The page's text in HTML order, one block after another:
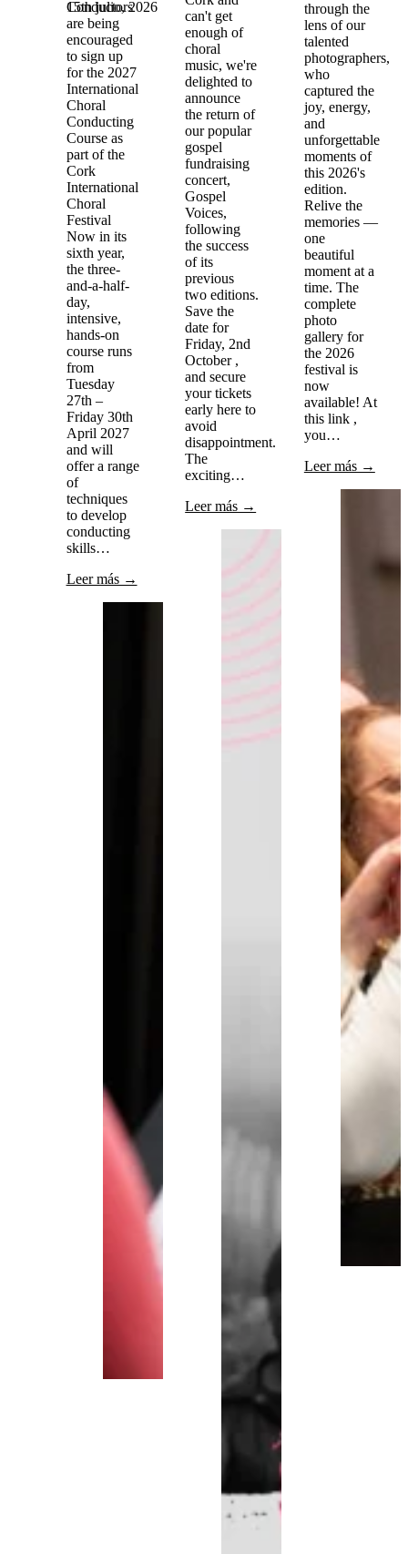
15th julio, 2026
Conductors
are being
encouraged
to sign up
for the 2027
International
Choral
Conducting
Course as
part of the
Cork
International
Choral
Festival
Now in its
sixth year,
the three-
and-a-half-
day,
intensive,
hands-on
course runs
from
Tuesday
27th –
Friday 30th
April 2027
and will
offer a range
of
techniques
to develop
conducting
skills…
Leer más →
can't get
enough of
choral
music, we're
delighted to
announce
the return of
our popular
gospel
fundraising
concert,
Gospel
Voices,
following
the success
of its
previous
two editions.
Save the
date for
Friday, 2nd
October ,
and secure
your tickets
early here to
avoid
disappointment.
The
exciting…
Leer más →
through the
lens of our
talented
photographers,
who
captured the
joy, energy,
and
unforgettable
moments of
this 2026's
edition.
Relive the
memories —
one
beautiful
moment at a
time. The
complete
photo
gallery for
the 2026
festival is
now
available! At
this link ,
you…
Leer más →